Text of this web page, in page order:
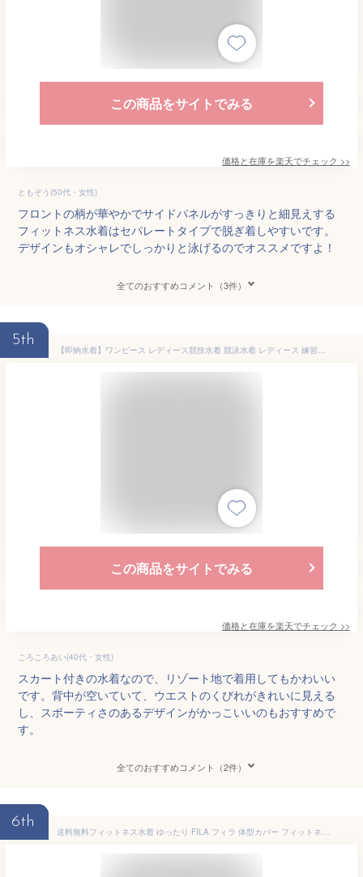
この商品をサイトでみる
価格と在庫を楽天でチェック >>
ともぞう(50代・女性)
フロントの柄が華やかでサイドパネルがすっきりと細見えする
フィットネス水着はセパレートタイプで脱ぎ着しやすいです。
デザインもオシャレでしっかりと泳げるのでオススメですよ！
全てのおすすめコメント（3件）
5th
【即納水着】ワンピース レディース競技水着 競泳水着 レディース 練習用 スクール水着 ハーフ スパッツ スイミング ダイエット 健康 胸パッド付き 練習 フィットネス スイムウェア フレアスカート 可愛い 無地 デコルテ エレガント カバーアップ 黒 露出控えめ リゾート
この商品をサイトでみる
価格と在庫を楽天でチェック >>
ころころあい(40代・女性)
スカート付きの水着なので、リゾート地で着用してもかわいい
です。背中が空いていて、ウエストのくびれがきれいに見える
し、スポーティさのあるデザインがかっこいいのもおすすめで
す。
全てのおすすめコメント（2件）
6th
送料無料フィットネス水着 ゆったり FILA フィラ 体型カバー フィットネス 水着 レディース 女性用 競泳 水泳 ママ 水着 セパレート 水着 ラン型 タンクトップ スポーツブラ ハイウエスト スポーツウェア スイムウェア 347905 310912A 9M 11L 13L 15LL